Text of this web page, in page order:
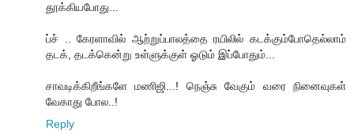
தூக்கியபோது...
ப்ச் .. கேரளாவில் ஆற்றுப்பாலத்தை ரயிலில் கடக்கும்போதெல்லாம்
தடக், தடக்கென்று உள்ளுக்குள் ஓடும் இப்போதும்...
சாவடிக்கிறீங்களே மணிஜி...! நெஞ்சு வேகும் வரை நினைவுகள்
வேகாது போல..!
Reply